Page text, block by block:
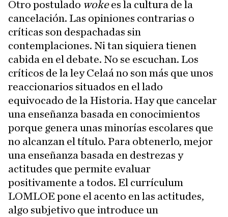
Otro postulado wokees la cultura de la
cancelación. Las opiniones contrarias o
críticas son despachadas sin
contemplaciones. Ni tan siquiera tienen
cabida en el debate. No se escuchan. Los
críticos de la ley Celaá no son más que unos
reaccionarios situados en el lado
equivocado de la Historia. Hay que cancelar
una enseñanza basada en conocimientos
porque genera unas minorías escolares que
no alcanzan el título. Para obtenerlo, mejor
una enseñanza basada en destrezas y
actitudes que permite evaluar
positivamente a todos. El currículum
LOMLOE pone el acento en las actitudes,
algo subjetivo que introduce un